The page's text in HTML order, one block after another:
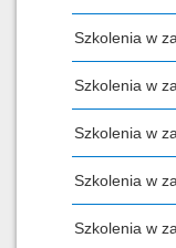
Szkolenia w
Szkolenia w
Szkolenia w
Szkolenia w
Szkolenia w